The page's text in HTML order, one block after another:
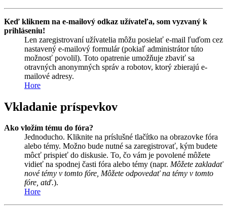
Keď kliknem na e-mailový odkaz užívateľa, som vyzvaný k
prihláseniu!
Len zaregistrovaní užívatelia môžu posielať e-mail ľuďom cez
nastavený e-mailový formulár (pokiaľ administrátor túto
možnosť povolil). Toto opatrenie umožňuje zbaviť sa
otravných anonymných správ a robotov, ktorý zbierajú e-
mailové adresy.
Hore
Vkladanie príspevkov
Ako vložím tému do fóra?
Jednoducho. Kliknite na príslušné tlačítko na obrazovke fóra
alebo témy. Možno bude nutné sa zaregistrovať, kým budete
môcť prispieť do diskusie. To, čo vám je povolené môžete
vidieť na spodnej časti fóra alebo témy (napr. Môžete zakladať
nové témy v tomto fóre, Môžete odpovedať na témy v tomto
fóre, atď.).
Hore